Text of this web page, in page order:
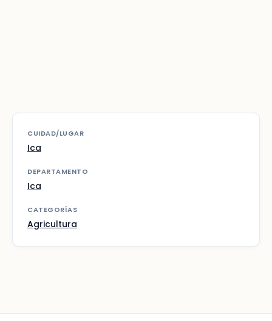
CUIDAD/LUGAR
Ica
DEPARTAMENTO
Ica
CATEGORÍAS
Agricultura